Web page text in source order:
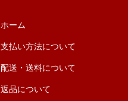
ホーム
支払い方法について
配送・送料について
返品について